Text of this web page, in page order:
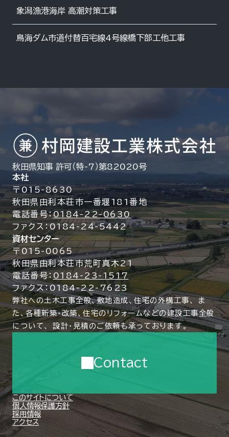
象潟漁港海岸 高潮対策工事
鳥海ダム市道付替百宅線4号線橋下部工他工事
秋田県知事 許可（特-7）第82020号
本社
〒015-8630
秋田県由利本荘市一番堰181番地
電話番号：0184-22-0630
ファクス：0184-24-5442
資材センター
〒015-0065
秋田県由利本荘市荒町真木21
電話番号：0184-23-1517
ファクス：0184-22-7623
弊社への土木工事全般、敷地造成、住宅の外構工事、
ま
た、各種新築・改築、住宅のリフォームなどの建設工事全般
について、
設計・見積のご依頼も承っております。
Contact
このサイトについて
個人情報保護方針
採用情報
アクセス